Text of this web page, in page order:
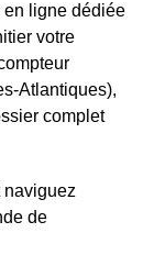
en ligne dédiée
votre
Atlantiques),
complet
naviguez
de